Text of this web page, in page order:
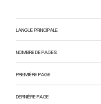
LANGUE PRINCIPALE
NOMBRE DE PAGES
PREMIÈRE PAGE
DERNIÈRE PAGE